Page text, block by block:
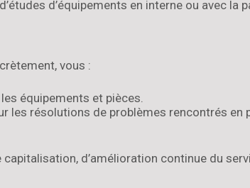
d’équipements en interne ou avec la
vous :
équipements et pièces.
les résolutions de problèmes rencontrés en
d’amélioration continue du